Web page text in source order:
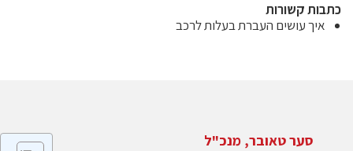
כתבות קשורות
איך עושים העברת בעלות לרכב
סער טאובר, מנכ"ל